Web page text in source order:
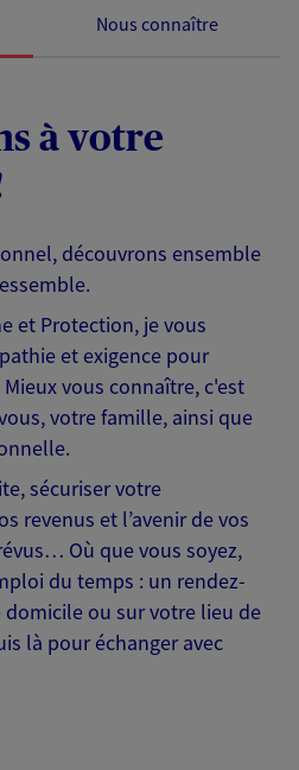
Nous connaître
à votre
découvrons ensemble
et Protection, je vous
et exigence pour
vous connaître, c'est
votre famille, ainsi que
sécuriser votre
revenus et l’avenir de vos
Où que vous soyez,
du temps : un rendez-
ou sur votre lieu de
là pour échanger avec